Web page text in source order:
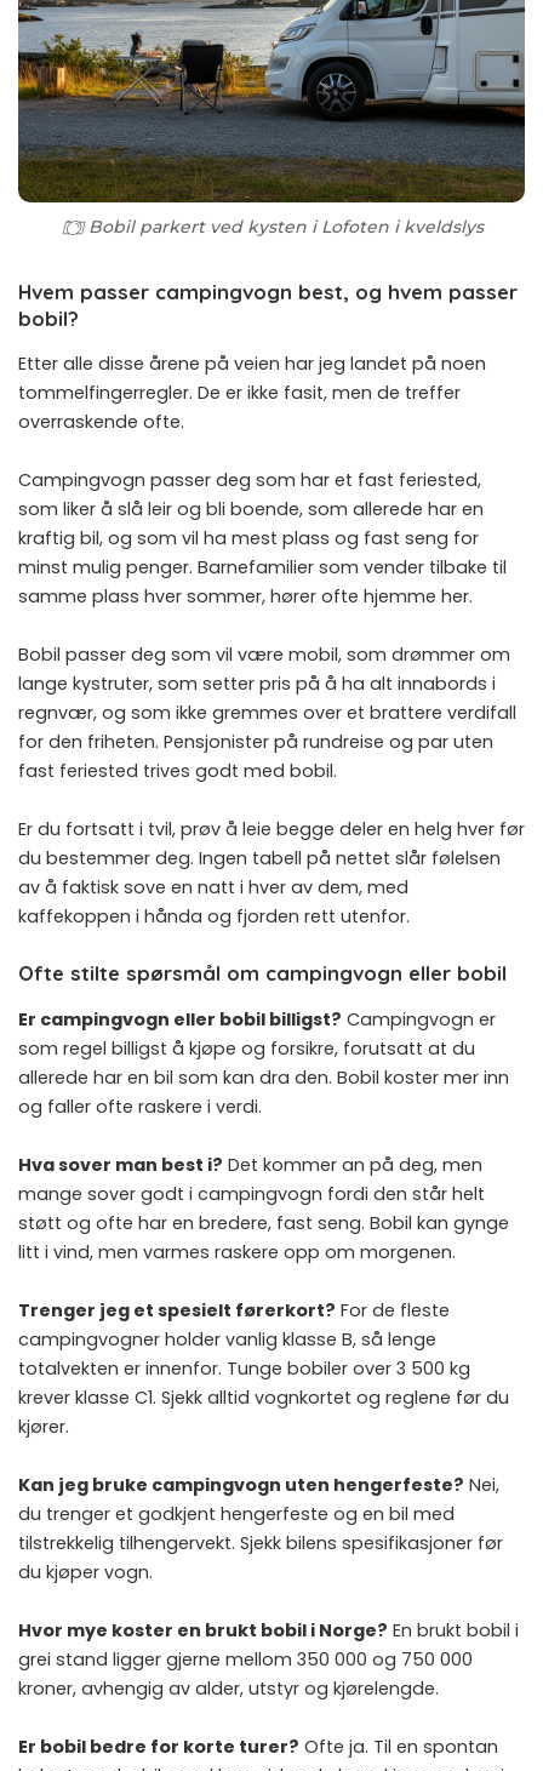
Bobil parkert ved kysten i Lofoten i kveldslys
Hvem passer campingvogn best, og hvem passer
bobil?
Etter alle disse årene på veien har jeg landet på noen
tommelfingerregler. De er ikke fasit, men de treffer
overraskende ofte.
Campingvogn passer deg som har et fast feriested,
som liker å slå leir og bli boende, som allerede har en
kraftig bil, og som vil ha mest plass og fast seng for
minst mulig penger. Barnefamilier som vender tilbake til
samme plass hver sommer, hører ofte hjemme her.
Bobil passer deg som vil være mobil, som drømmer om
lange kystruter, som setter pris på å ha alt innabords i
regnvær, og som ikke gremmes over et brattere verdifall
for den friheten. Pensjonister på rundreise og par uten
fast feriested trives godt med bobil.
Er du fortsatt i tvil, prøv å leie begge deler en helg hver før
du bestemmer deg. Ingen tabell på nettet slår følelsen
av å faktisk sove en natt i hver av dem, med
kaffekoppen i hånda og fjorden rett utenfor.
Ofte stilte spørsmål om campingvogn eller bobil
Er campingvogn eller bobil billigst? Campingvogn er
som regel billigst å kjøpe og forsikre, forutsatt at du
allerede har en bil som kan dra den. Bobil koster mer inn
og faller ofte raskere i verdi.
Hva sover man best i? Det kommer an på deg, men
mange sover godt i campingvogn fordi den står helt
støtt og ofte har en bredere, fast seng. Bobil kan gynge
litt i vind, men varmes raskere opp om morgenen.
Trenger jeg et spesielt førerkort? For de fleste
campingvogner holder vanlig klasse B, så lenge
totalvekten er innenfor. Tunge bobiler over 3 500 kg
krever klasse C1. Sjekk alltid vognkortet og reglene før du
kjører.
Kan jeg bruke campingvogn uten hengerfeste? Nei,
du trenger et godkjent hengerfeste og en bil med
tilstrekkelig tilhengervekt. Sjekk bilens spesifikasjoner før
du kjøper vogn.
Hvor mye koster en brukt bobil i Norge? En brukt bobil i
grei stand ligger gjerne mellom 350 000 og 750 000
kroner, avhengig av alder, utstyr og kjørelengde.
Er bobil bedre for korte turer? Ofte ja. Til en spontan